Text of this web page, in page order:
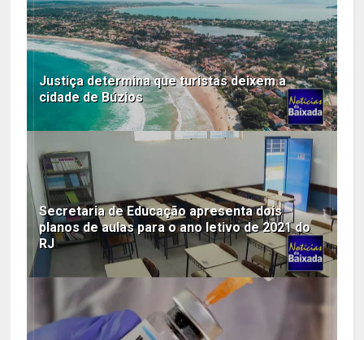
Justiça determina que turistas deixem a
cidade de Búzios
Secretaria de Educação apresenta dois
planos de aulas para o ano letivo de 2021 do
RJ